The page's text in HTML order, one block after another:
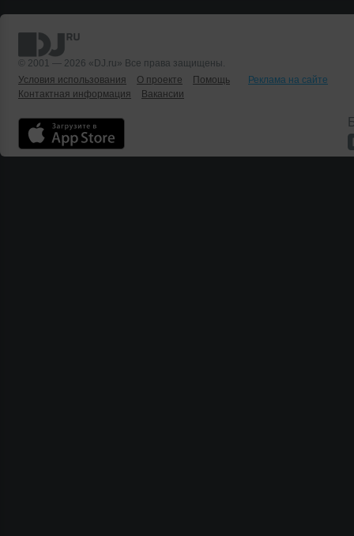
© 2001 — 2026 «DJ.ru» Все права защищены.
Условия использования
О проекте Помощь
Реклама на сайте
Контактная информация
Вакансии